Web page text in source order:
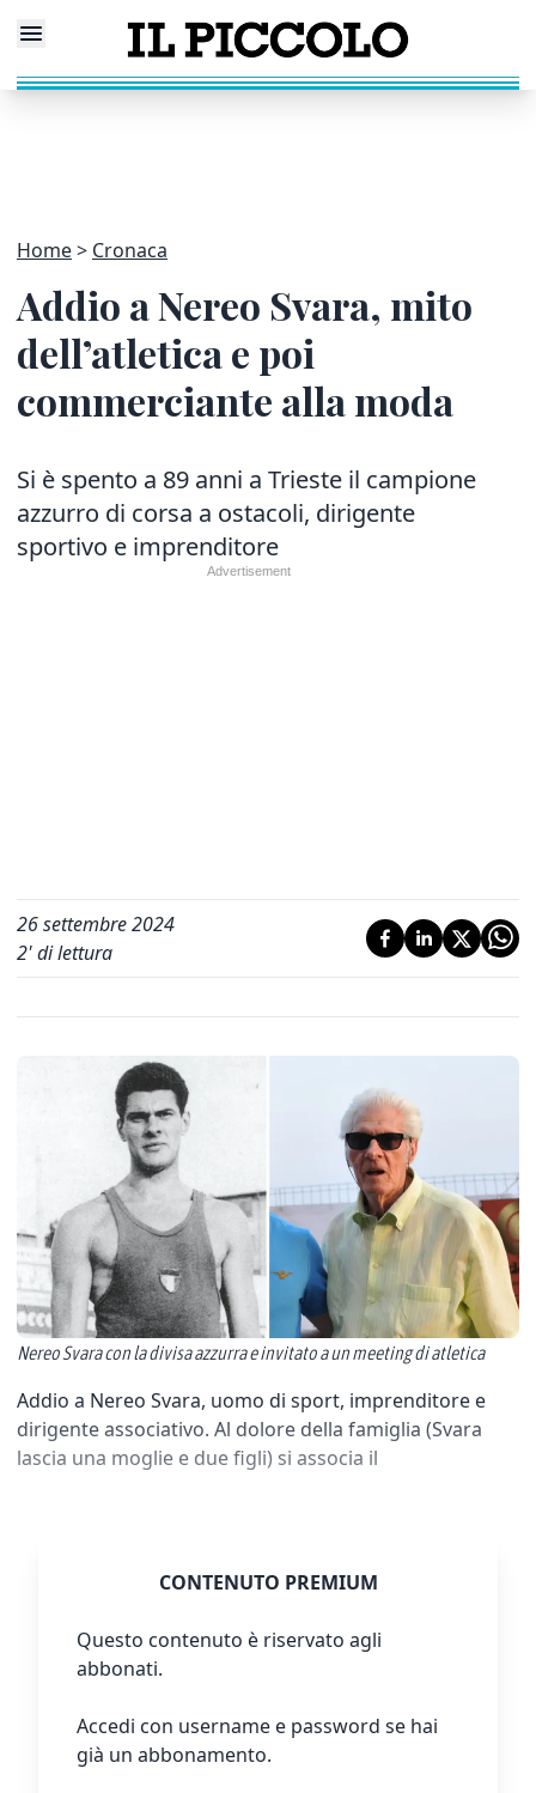
Home Cronaca
Addio a Nereo Svara, mito
dell’atletica e poi
commerciante alla moda
Si è spento a 89 anni a Trieste il campione
azzurro di corsa a ostacoli, dirigente
sportivo e imprenditore
26 settembre 2024
2' di lettura
Nereo Svara con la divisa azzurra e invitato a un meeting di atletica
Addio a Nereo Svara, uomo di sport, imprenditore e
dirigente associativo. Al dolore della famiglia (Svara
lascia una moglie e due figli) si associa il
CONTENUTO PREMIUM
Questo contenuto è riservato agli
abbonati.
Accedi con username e password se hai
già un abbonamento.